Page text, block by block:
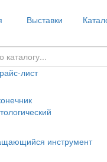
Выставки
лист
инструмент